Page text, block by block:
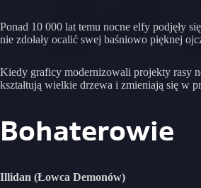
Ponad 10 000 lat temu nocne elfy podjęły
nie zdołały ocalić swej baśniowo pięknej
Kiedy graficy modernizowali projekty rasy
kształtują wielkie drzewa i zmieniają się w
Bohaterowie
Illidan (Łowca Demonów)